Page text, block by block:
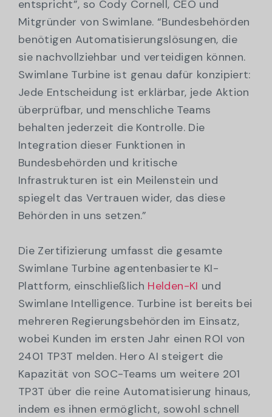
entspricht”, so Cody Cornell, CEO und
Mitgründer von Swimlane. “Bundesbehörden
benötigen Automatisierungslösungen, die
sie nachvollziehbar und verteidigen können.
Swimlane Turbine ist genau dafür konzipiert:
Jede Entscheidung ist erklärbar, jede Aktion
überprüfbar, und menschliche Teams
behalten jederzeit die Kontrolle. Die
Integration dieser Funktionen in
Bundesbehörden und kritische
Infrastrukturen ist ein Meilenstein und
spiegelt das Vertrauen wider, das diese
Behörden in uns setzen.”
Die Zertifizierung umfasst die gesamte
Swimlane Turbine agentenbasierte KI-
Plattform, einschließlich Helden-KI und
Swimlane Intelligence. Turbine ist bereits bei
mehreren Regierungsbehörden im Einsatz,
wobei Kunden im ersten Jahr einen ROI von
2401 TP3T melden. Hero AI steigert die
Kapazität von SOC-Teams um weitere 201
TP3T über die reine Automatisierung hinaus,
indem es ihnen ermöglicht, sowohl schnell